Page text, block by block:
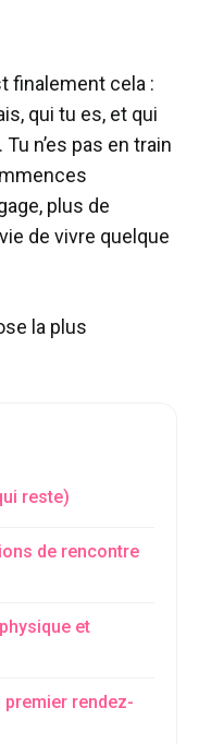
finalement cela :
qui tu es, et qui
n’es pas en train
plus de
de vivre quelque
la plus
reste)
de rencontre
et
rendez-